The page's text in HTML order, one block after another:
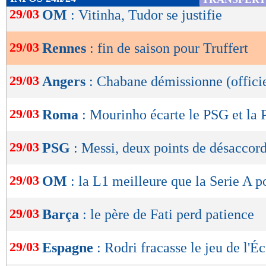
de
OK
29/03 OM : Vitinha, Tudor se justifie
29/03 Rennes : fin de saison pour Truffert
29/03 Angers : Chabane démissionne
29/03 Roma : Mourinho écarte le PSG et la
29/03 PSG : Messi, deux points de
29/03 OM : la L1 meilleure que la Serie A
29/03 Barça : le père de Fati perd patience
29/03 Espagne : Rodri fracasse le jeu de